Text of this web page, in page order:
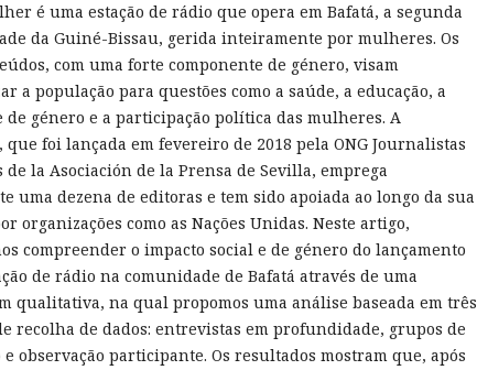
é uma estação de rádio que opera em Bafatá, a segunda
da Guiné-Bissau, gerida inteiramente por mulheres. Os
com uma forte componente de género, visam
a população para questões como a saúde, a educação, a
de género e a participação política das mulheres. A
foi lançada em fevereiro de 2018 pela ONG Journalistas
de la Asociación de la Prensa de Sevilla, emprega
uma dezena de editoras e tem sido apoiada ao longo da sua
organizações como as Nações Unidas. Neste artigo,
compreender o impacto social e de género do lançamento
de rádio na comunidade de Bafatá através de uma
qualitativa, na qual propomos uma análise baseada em três
recolha de dados: entrevistas em profundidade, grupos de
e observação participante. Os resultados mostram que, após